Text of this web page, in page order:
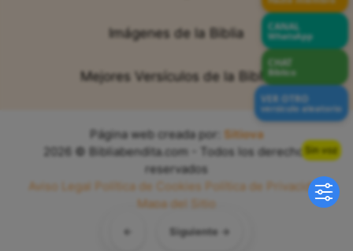
← Siguiente →
Sin voz
Imágenes de la Biblia
Mejores Versículos de la Biblia
Página web creada por:
Sitiova
2026 © Bibliabendita.com - Todos los derechos
reservados
Aviso Legal
Política de Cookies
Política de Privacidad
Mapa del Sitio
CANAL
WhatsApp
CHAT
Bíblico
VER OTRO
versículo aleatorio